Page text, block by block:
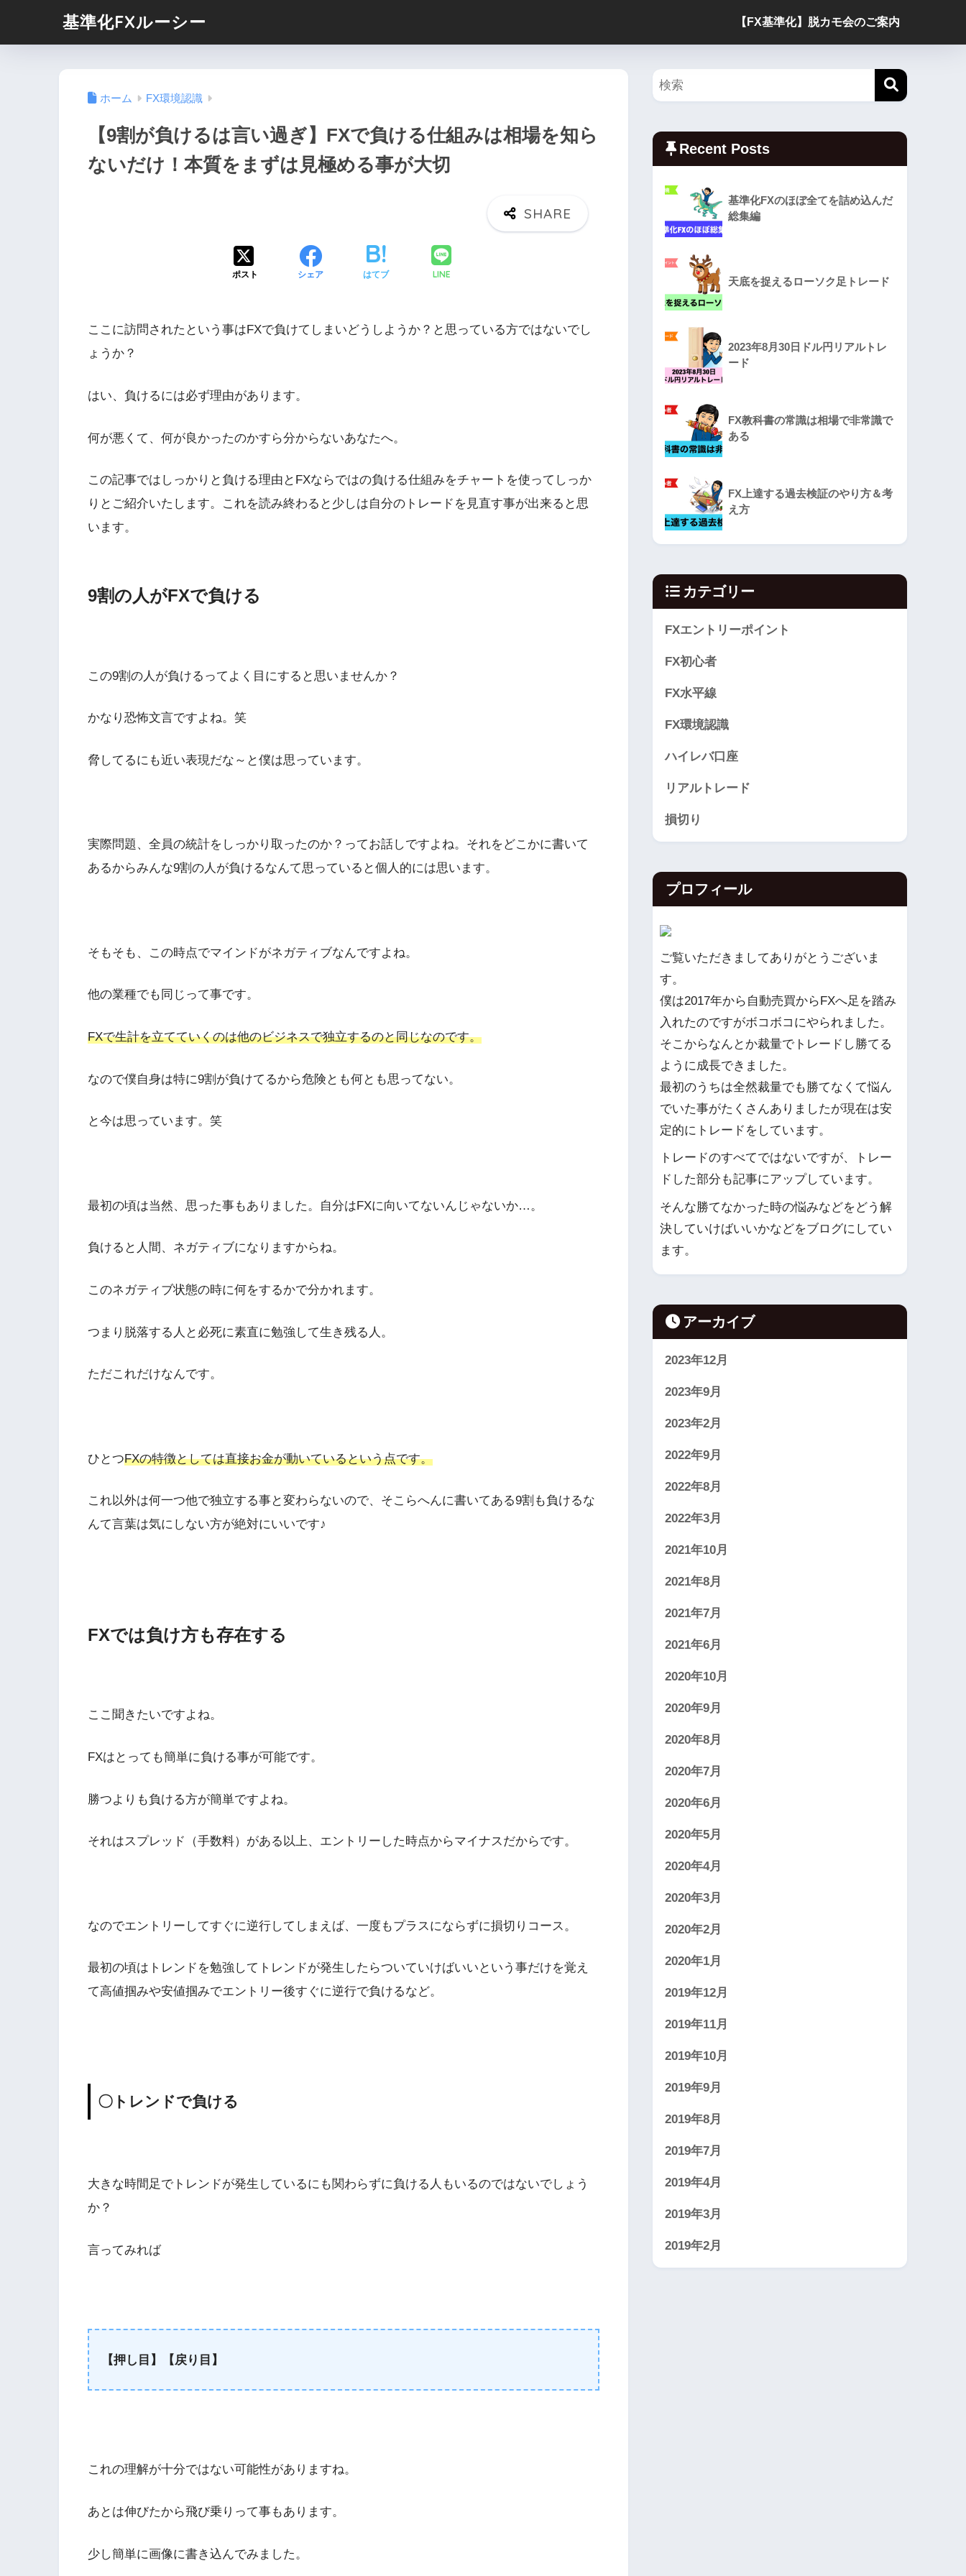
基準化FXルーシー 【FX基準化】脱カモ会のご案内
ホーム FX環境認識
【9割が負けるは言い過ぎ】FXで負ける仕組みは相場を知ら
ないだけ！本質をまずは見極める事が大切
ポスト シェア はてブ LINE
ここに訪問されたという事はFXで負けてしまいどうしようか？と思っている方ではないでし
ょうか？
はい、負けるには必ず理由があります。
何が悪くて、何が良かったのかすら分からないあなたへ。
この記事ではしっかりと負ける理由とFXならではの負ける仕組みをチャートを使ってしっか
りとご紹介いたします。これを読み終わると少しは自分のトレードを見直す事が出来ると思
います。
9割の人がFXで負ける
この9割の人が負けるってよく目にすると思いませんか？
かなり恐怖文言ですよね。笑
脅してるにも近い表現だな～と僕は思っています。
実際問題、全員の統計をしっかり取ったのか？ってお話しですよね。それをどこかに書いて
あるからみんな9割の人が負けるなんて思っていると個人的には思います。
そもそも、この時点でマインドがネガティブなんですよね。
他の業種でも同じって事です。
FXで生計を立てていくのは他のビジネスで独立するのと同じなのです。
なので僕自身は特に9割が負けてるから危険とも何とも思ってない。
と今は思っています。笑
最初の頃は当然、思った事もありました。自分はFXに向いてないんじゃないか…。
負けると人間、ネガティブになりますからね。
このネガティブ状態の時に何をするかで分かれます。
つまり脱落する人と必死に素直に勉強して生き残る人。
ただこれだけなんです。
ひとつFXの特徴としては直接お金が動いているという点です。
これ以外は何一つ他で独立する事と変わらないので、そこらへんに書いてある9割も負けるな
んて言葉は気にしない方が絶対にいいです♪
FXでは負け方も存在する
ここ聞きたいですよね。
FXはとっても簡単に負ける事が可能です。
勝つよりも負ける方が簡単ですよね。
それはスプレッド（手数料）がある以上、エントリーした時点からマイナスだからです。
なのでエントリーしてすぐに逆行してしまえば、一度もプラスにならずに損切りコース。
最初の頃はトレンドを勉強してトレンドが発生したらついていけばいいという事だけを覚え
て高値掴みや安値掴みでエントリー後すぐに逆行で負けるなど。
〇トレンドで負ける
大きな時間足でトレンドが発生しているにも関わらずに負ける人もいるのではないでしょう
か？
言ってみれば
【押し目】【戻り目】
これの理解が十分ではない可能性がありますね。
あとは伸びたから飛び乗りって事もあります。
少し簡単に画像に書き込んでみました。
Recent Posts
基準化FXのほぼ全てを詰め込んだ
総集編
天底を捉えるローソク足トレード
2023年8月30日ドル円リアルトレ
ード
FX教科書の常識は相場で非常識で
ある
FX上達する過去検証のやり方＆考
え方
カテゴリー
FXエントリーポイント
FX初心者
FX水平線
FX環境認識
ハイレバ口座
リアルトレード
損切り
プロフィール
ご覧いただきましてありがとうございま
す。
僕は2017年から自動売買からFXへ足を踏み
入れたのですがボコボコにやられました。
そこからなんとか裁量でトレードし勝てる
ように成長できました。
最初のうちは全然裁量でも勝てなくて悩ん
でいた事がたくさんありましたが現在は安
定的にトレードをしています。
トレードのすべてではないですが、トレー
ドした部分も記事にアップしています。
そんな勝てなかった時の悩みなどをどう解
決していけばいいかなどをブログにしてい
ます。
アーカイブ
2023年12月
2023年9月
2023年2月
2022年9月
2022年8月
2022年3月
2021年10月
2021年8月
2021年7月
2021年6月
2020年10月
2020年9月
2020年8月
2020年7月
2020年6月
2020年5月
2020年4月
2020年3月
2020年2月
2020年1月
2019年12月
2019年11月
2019年10月
2019年9月
2019年8月
2019年7月
2019年4月
2019年3月
2019年2月